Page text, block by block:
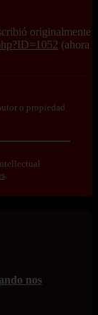
originalmente
(ahora
o propiedad
nos